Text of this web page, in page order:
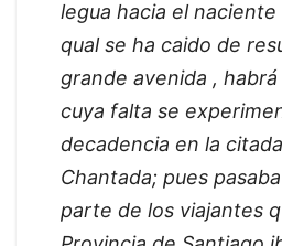
legua hacia el
qual se ha caido de
grande avenida ,
cuya falta se
decadencia en la
Chantada; pues
parte de los viajantes